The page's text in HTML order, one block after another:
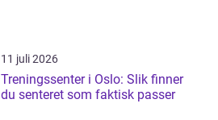
11 juli 2026
Treningssenter i Oslo: Slik finner
du senteret som faktisk passer